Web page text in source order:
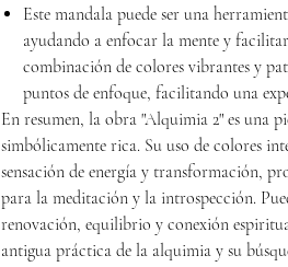
Este mandala puede ser una
ayudando a enfocar la mente y
combinación de colores vibrantes y
puntos de enfoque, facilitando una
En resumen, la obra "Alquimia 2" es una
simbólicamente rica. Su uso de colores
sensación de energía y transformación,
para la meditación y la introspección.
renovación, equilibrio y conexión
antigua práctica de la alquimia y su